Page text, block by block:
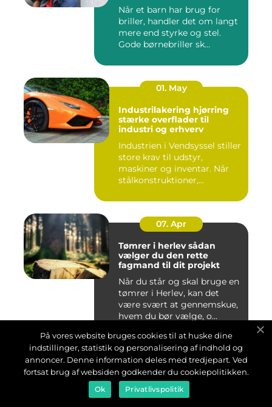
Når et barn har brug for
briller, handler det om langt
mere end styrke og stel.
Gode børnebriller sk...
01. May
Industrilakering hjørring
stærke overflader til
industri og erhverv
Industrien i Vendsyssel stiller
store krav til udstyr,
maskiner og inventar. Når
stålkonstruktioner,...
07. Apr
Tømrer i herlev sådan
vælger du den rette
fagmand til dit projekt
Når du står og skal bruge en
tømrer i Herlev, kan det
være svært at gennemskue,
hvem du bør vælge, o...
04. Apr
Vinduespudser i Ølstykke:
sådan får du klar udsigt
året rundt
På vores website bruges cookies til at huske dine
indstillinger, statistik og personalisering af indhold og
annoncer. Denne information deles med tredjepart. Ved
fortsat brug af websiden godkender du cookiepolitikken.
Ok Privatlivspolitik